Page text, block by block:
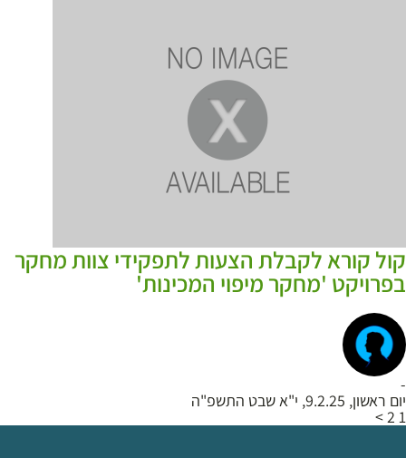
קול קורא לקבלת הצעות לתפקידי צוות מחקר
בפרויקט 'מחקר מיפוי המכינות'
-
יום ראשון, 9.2.25, י"א שבט התשפ"ה
1
2
>